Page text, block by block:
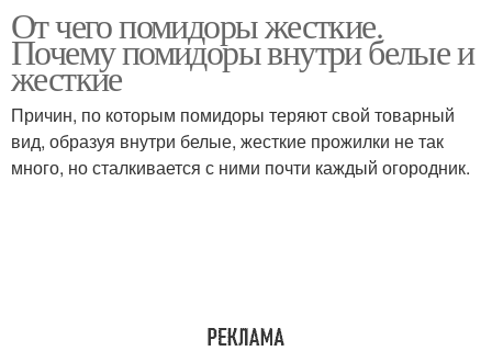
От чего помидоры жесткие.
Почему помидоры внутри белые и
жесткие
Причин, по которым помидоры теряют свой товарный
вид, образуя внутри белые, жесткие прожилки не так
много, но сталкивается с ними почти каждый огородник.